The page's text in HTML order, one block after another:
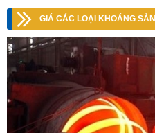
GIÁ CÁC LOẠI KHOÁNG SẢN